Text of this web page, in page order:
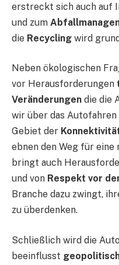
erstreckt sich auch auf
und zum
die Recycling wird
Neben ökologischen
vor Herausforderungen
Veränderungen die die
wir über das
Gebiet der
ebnen den Weg für
bringt auch
und von Respekt vor
Branche dazu zwingt,
zu überdenken.
Schließlich wird die
beeinflusst